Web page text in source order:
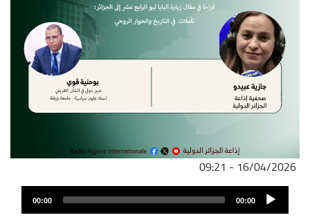
16/04/2026 - 09:21
ملف
الصوت
Audio
Player
00:00
00:00